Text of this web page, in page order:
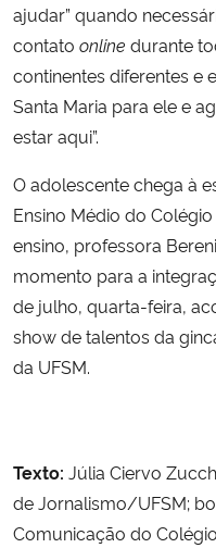
ajudar” quando
contato online durante
continentes diferentes e
Santa Maria para ele e
estar aqui”.
O adolescente chega à
Ensino Médio do
ensino, professora
momento para a
de julho, quarta-feira,
show de talentos da
da UFSM.
Texto: Júlia Ciervo
de Jornalismo/UFSM;
Comunicação do